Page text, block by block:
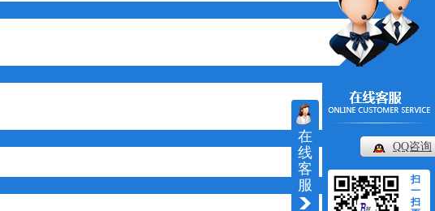
在
线
客
服
QQ咨询
扫
一
扫